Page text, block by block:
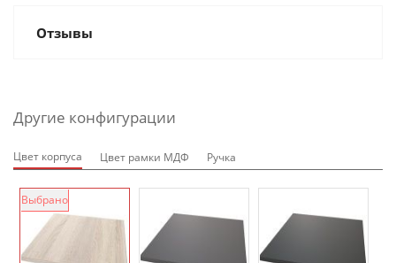
Отзывы
Другие конфигурации
Цвет корпуса Цвет рамки МДФ Ручка
Выбрано